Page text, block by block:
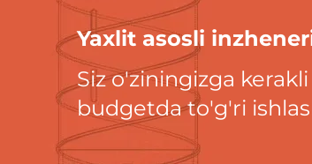
Yaxlit asosli
Siz o'ziningizga
budgetda to'g'ri